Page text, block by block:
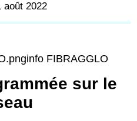
août 2022
info FIBRAGGLO
sur le